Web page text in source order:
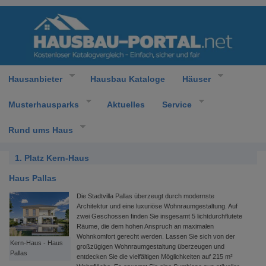
Hausanbieter Hausbau Kataloge Häuser
Musterhausparks Aktuelles Service
Rund ums Haus
1. Platz Kern-Haus
Haus Pallas
Kern-Haus - Haus
Pallas
Die Stadtvilla Pallas überzeugt durch modernste
Architektur und eine luxuriöse Wohnraumgestaltung. Auf
zwei Geschossen finden Sie insgesamt 5 lichtdurchflutete
Räume, die dem hohen Anspruch an maximalen
Wohnkomfort gerecht werden. Lassen Sie sich von der
großzügigen Wohnraumgestaltung überzeugen und
entdecken Sie die vielfältigen Möglichkeiten auf 215 m²